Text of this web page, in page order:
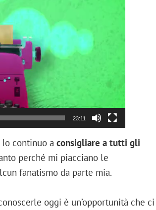
23:11
continuo a consigliare a tutti gli
perché mi piacciano le
fanatismo da parte mia.
oggi è un’opportunità che ci